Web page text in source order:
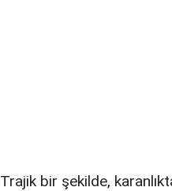
Trajik bir şekilde,